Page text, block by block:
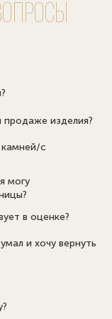
изделия?
с
могу
в оценке?
и хочу вернуть